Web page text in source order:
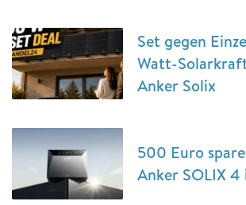
Set gegen
Watt-
Anker Solix
500 Euro
Anker SOLIX 4